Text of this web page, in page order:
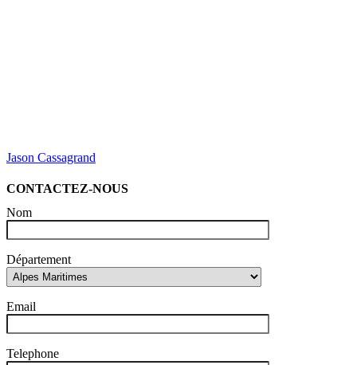
Jason Cassagrand
CONTACTEZ-NOUS
Nom
Département
Email
Telephone